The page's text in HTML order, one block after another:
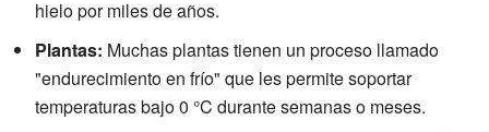
hielo por miles de años.
Plantas: Muchas plantas tienen un proceso llamado
"endurecimiento en frío" que les permite soportar
temperaturas bajo 0 °C durante semanas o meses.